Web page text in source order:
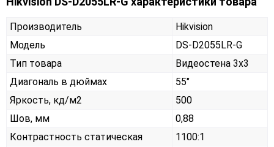
Производитель
Hikvision
Модель
DS-D2055LR-G
Тип товара
Видеостена 3х3
Диагональ в дюймах
55"
Яркость, кд/м2
500
Шов, мм
0,88
Контрастность статическая
1100:1